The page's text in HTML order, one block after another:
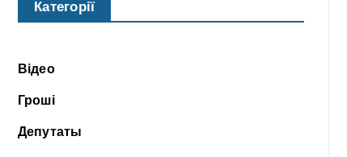
Категорії
Відео
Гроші
Депутаты